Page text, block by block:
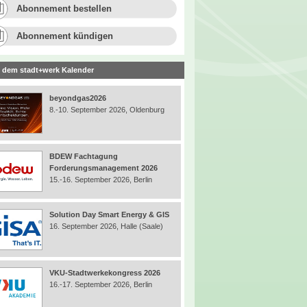
Abonnement bestellen
Abonnement kündigen
dem stadt+werk Kalender
beyondgas2026
8.-10. September 2026, Oldenburg
BDEW Fachtagung
Forderungsmanagement 2026
15.-16. September 2026, Berlin
Solution Day Smart Energy & GIS
16. September 2026, Halle (Saale)
VKU-Stadtwerkekongress 2026
16.-17. September 2026, Berlin